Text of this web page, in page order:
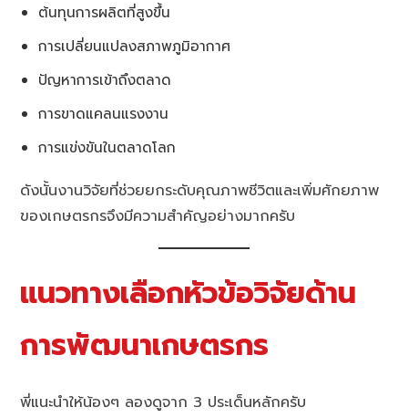
ต้นทุนการผลิตที่สูงขึ้น
การเปลี่ยนแปลงสภาพภูมิอากาศ
ปัญหาการเข้าถึงตลาด
การขาดแคลนแรงงาน
การแข่งขันในตลาดโลก
ดังนั้นงานวิจัยที่ช่วยยกระดับคุณภาพชีวิตและเพิ่มศักยภาพ
ของเกษตรกรจึงมีความสำคัญอย่างมากครับ
แนวทางเลือกหัวข้อวิจัยด้าน
การพัฒนาเกษตรกร
พี่แนะนำให้น้องๆ ลองดูจาก 3 ประเด็นหลักครับ